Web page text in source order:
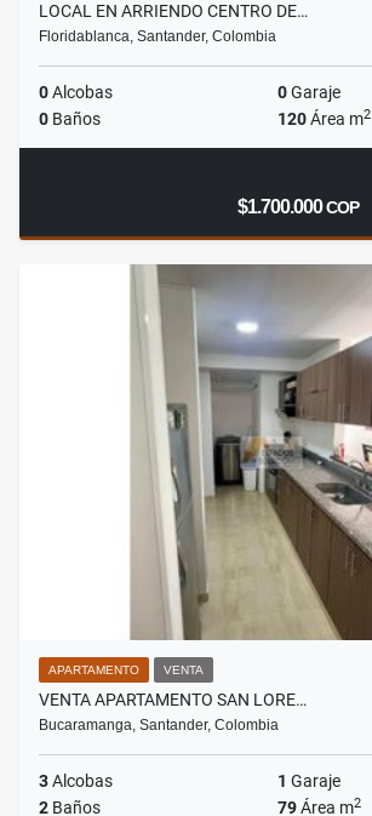
LOCAL EN ARRIENDO CENTRO DE…
Floridablanca, Santander, Colombia
0Alcobas 0Garaje
0 Baños 120Área m2
$1.700.000COP
APARTAMENTO VENTA
VENTA APARTAMENTO SAN LORE…
Bucaramanga, Santander, Colombia
3Alcobas 1 Garaje
2 Baños 79Área m2